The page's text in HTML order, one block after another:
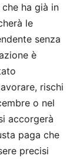
ha già in
le
senza
è
rischi
o nel
accorgerà
paga che
precisi